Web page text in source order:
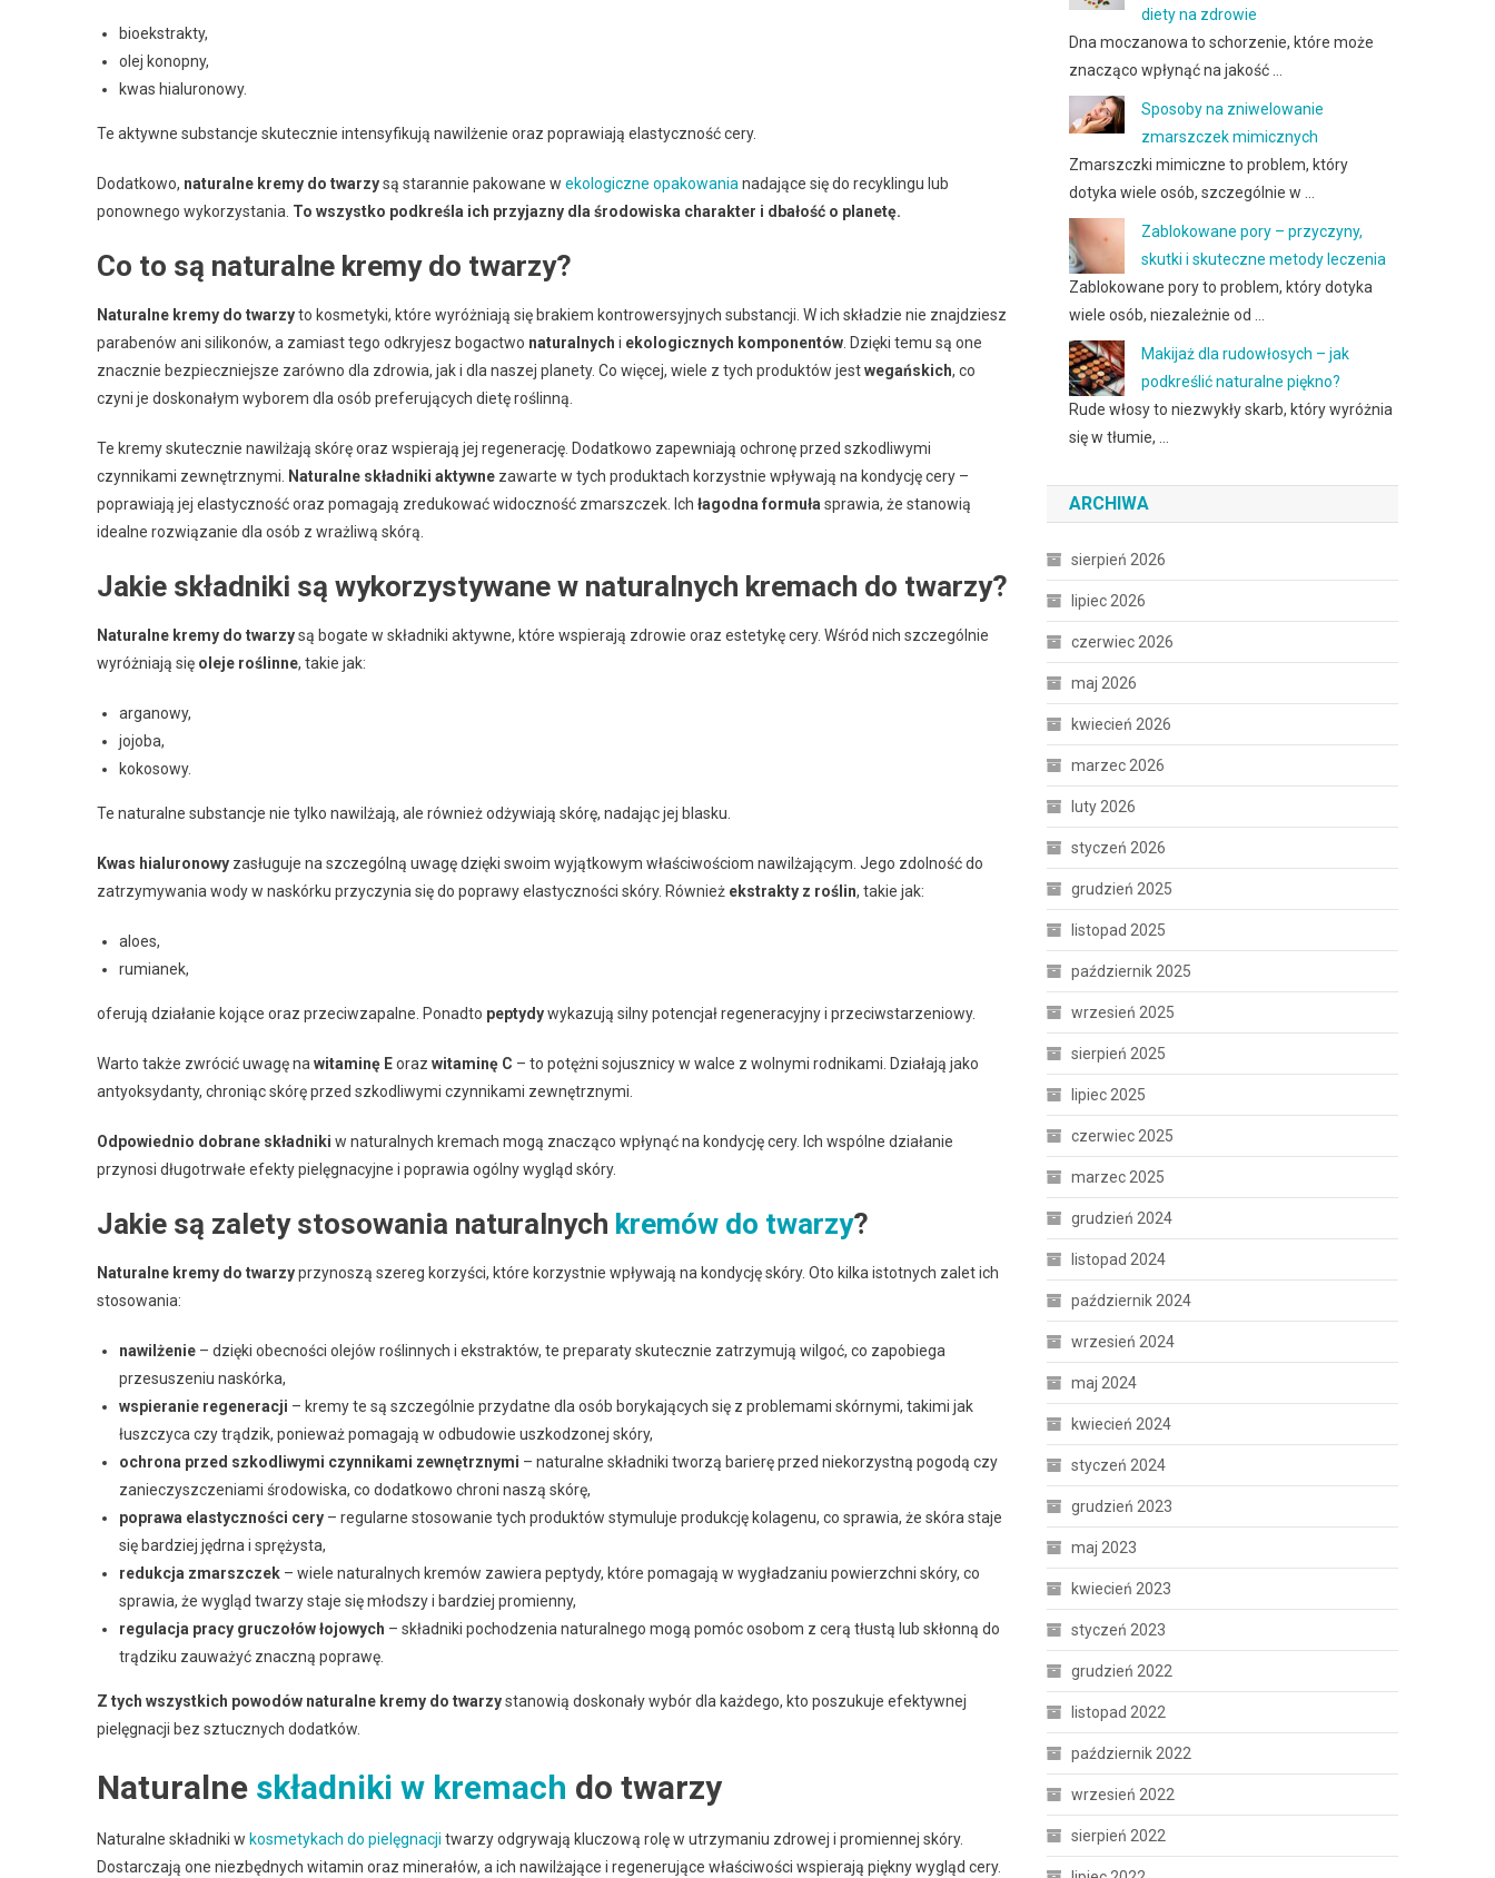
bioekstrakty,
olej konopny,
kwas hialuronowy.
Te aktywne substancje skutecznie intensyfikują nawilżenie oraz poprawiają elastyczność cery.
Dodatkowo, naturalne kremy do twarzysą starannie pakowane w ekologiczne opakowania nadające się do recyklingu lub
ponownego wykorzystania. To wszystko podkreśla ich przyjazny dla środowiska charakter i dbałość o planetę.
Co to są naturalne kremy do twarzy?
Naturalne kremy do twarzyto kosmetyki, które wyróżniają się brakiem kontrowersyjnych substancji. W ich składzie nie znajdziesz
parabenów ani silikonów, a zamiast tego odkryjesz bogactwo naturalnych i ekologicznych komponentów . Dzięki temu są one
znacznie bezpieczniejsze zarówno dla zdrowia, jak i dla naszej planety. Co więcej, wiele z tych produktów jestwegańskich, co
czyni je doskonałym wyborem dla osób preferujących dietę roślinną.
Te kremy skutecznie nawilżają skórę oraz wspierają jej regenerację. Dodatkowo zapewniają ochronę przed szkodliwymi
czynnikami zewnętrznymi.
Naturalne składniki aktywne zawarte w tych produktach korzystnie wpływają na kondycję cery –
poprawiają jej elastyczność oraz pomagają zredukować widoczność zmarszczek. Ich łagodna formuła sprawia, że stanowią
idealne rozwiązanie dla osób z wrażliwą skórą.
Jakie składniki są wykorzystywane w naturalnych kremach do twarzy?
Naturalne kremy do twarzysą bogate w składniki aktywne, które wspierają zdrowie oraz estetykę cery. Wśród nich szczególnie
wyróżniają się oleje roślinne, takie jak:
arganowy,
jojoba,
kokosowy.
Te naturalne substancje nie tylko nawilżają, ale również odżywiają skórę, nadając jej blasku.
Kwas hialuronowy zasługuje na szczególną uwagę dzięki swoim wyjątkowym właściwościom nawilżającym. Jego zdolność do
zatrzymywania wody w naskórku przyczynia się do poprawy elastyczności skóry. Również ekstrakty z roślin, takie jak:
aloes,
rumianek,
oferują działanie kojące oraz przeciwzapalne. Ponadto peptydywykazują silny potencjał regeneracyjny i przeciwstarzeniowy.
Warto także zwrócić uwagę na witaminę Eoraz witaminę C – to potężni sojusznicy w walce z wolnymi rodnikami. Działają jako
antyoksydanty, chroniąc skórę przed szkodliwymi czynnikami zewnętrznymi.
Odpowiednio dobrane składniki w naturalnych kremach mogą znacząco wpłynąć na kondycję cery. Ich wspólne działanie
przynosi długotrwałe efekty pielęgnacyjne i poprawia ogólny wygląd skóry.
Jakie są zalety stosowania naturalnych kremów do twarzy?
Naturalne kremy do twarzyprzynoszą szereg korzyści, które korzystnie wpływają na kondycję skóry. Oto kilka istotnych zalet ich
stosowania:
nawilżenie – dzięki obecności olejów roślinnych i ekstraktów, te preparaty skutecznie zatrzymują wilgoć, co zapobiega
przesuszeniu naskórka,
wspieranie regeneracji – kremy te są szczególnie przydatne dla osób borykających się z problemami skórnymi, takimi jak
łuszczyca czy trądzik, ponieważ pomagają w odbudowie uszkodzonej skóry,
ochrona przed szkodliwymi czynnikami zewnętrznymi – naturalne składniki tworzą barierę przed niekorzystną pogodą czy
zanieczyszczeniami środowiska, co dodatkowo chroni naszą skórę,
poprawa elastyczności cery – regularne stosowanie tych produktów stymuluje produkcję kolagenu, co sprawia, że skóra staje
się bardziej jędrna i sprężysta,
redukcja zmarszczek – wiele naturalnych kremów zawiera peptydy, które pomagają w wygładzaniu powierzchni skóry, co
sprawia, że wygląd twarzy staje się młodszy i bardziej promienny,
regulacja pracy gruczołów łojowych – składniki pochodzenia naturalnego mogą pomóc osobom z cerą tłustą lub skłonną do
trądziku zauważyć znaczną poprawę.
Z tych wszystkich powodów naturalne kremy do twarzystanowią doskonały wybór dla każdego, kto poszukuje efektywnej
pielęgnacji bez sztucznych dodatków.
Naturalne składniki w kremach do twarzy
Naturalne składniki w kosmetykach do pielęgnacji twarzy odgrywają kluczową rolę w utrzymaniu zdrowej i promiennej skóry.
Dostarczają one niezbędnych witamin oraz minerałów, a ich nawilżające i regenerujące właściwości wspierają piękny wygląd cery.
diety na zdrowie
Dna moczanowa to schorzenie, które może
znacząco wpłynąć na jakość …
Sposoby na zniwelowanie
zmarszczek mimicznych
Zmarszczki mimiczne to problem, który
dotyka wiele osób, szczególnie w …
Zablokowane pory – przyczyny,
skutki i skuteczne metody leczenia
Zablokowane pory to problem, który dotyka
wiele osób, niezależnie od …
Makijaż dla rudowłosych – jak
podkreślić naturalne piękno?
Rude włosy to niezwykły skarb, który wyróżnia
się w tłumie, …
ARCHIWA
sierpień 2026
lipiec 2026
czerwiec 2026
maj 2026
kwiecień 2026
marzec 2026
luty 2026
styczeń 2026
grudzień 2025
listopad 2025
październik 2025
wrzesień 2025
sierpień 2025
lipiec 2025
czerwiec 2025
marzec 2025
grudzień 2024
listopad 2024
październik 2024
wrzesień 2024
maj 2024
kwiecień 2024
styczeń 2024
grudzień 2023
maj 2023
kwiecień 2023
styczeń 2023
grudzień 2022
listopad 2022
październik 2022
wrzesień 2022
sierpień 2022